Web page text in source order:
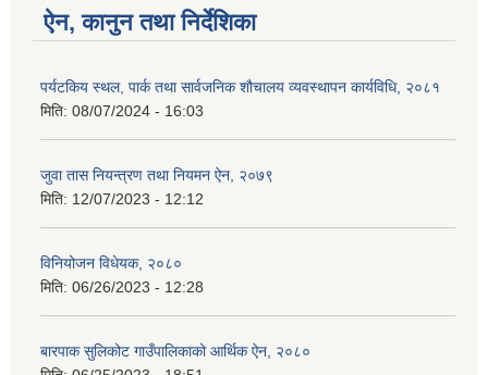
ऐन, कानुन तथा निर्देशिका
पर्यटकिय स्थल, पार्क तथा सार्वजनिक शौचालय व्यवस्थापन कार्यविधि, २०८१
मिति: 08/07/2024 - 16:03
जुवा तास नियन्त्रण तथा नियमन ऐन, २०७९
मिति: 12/07/2023 - 12:12
विनियोजन विधेयक, २०८०
मिति: 06/26/2023 - 12:28
बारपाक सुलिकोट गाउँपालिकाको आर्थिक ऐन, २०८०